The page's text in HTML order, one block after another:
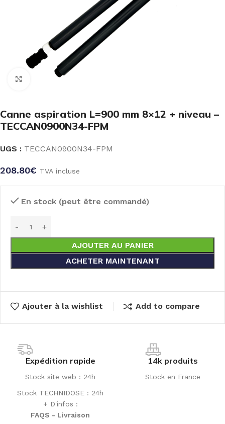
Click to enlarge
Canne aspiration L=900 mm 8×12 + niveau –
TECCAN0900N34-FPM
UGS : TECCAN0900N34-FPM
208.80€ TVA incluse
En stock (peut être commandé)
AJOUTER AU PANIER
ACHETER MAINTENANT
Ajouter à la wishlist Add to compare
Expédition rapide
Stock site web : 24h
Stock TECHNIDOSE : 24h
+ D'infos :
FAQS - Livraison
14k produits
Stock en France